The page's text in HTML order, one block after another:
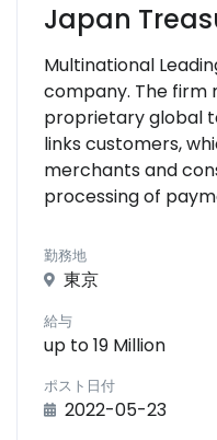
Japan
Multinational
company. The firm
proprietary global
links customers,
merchants and
processing of
勤務地
東京
給与
up to 19 Million
ポスト日付
2022-05-23